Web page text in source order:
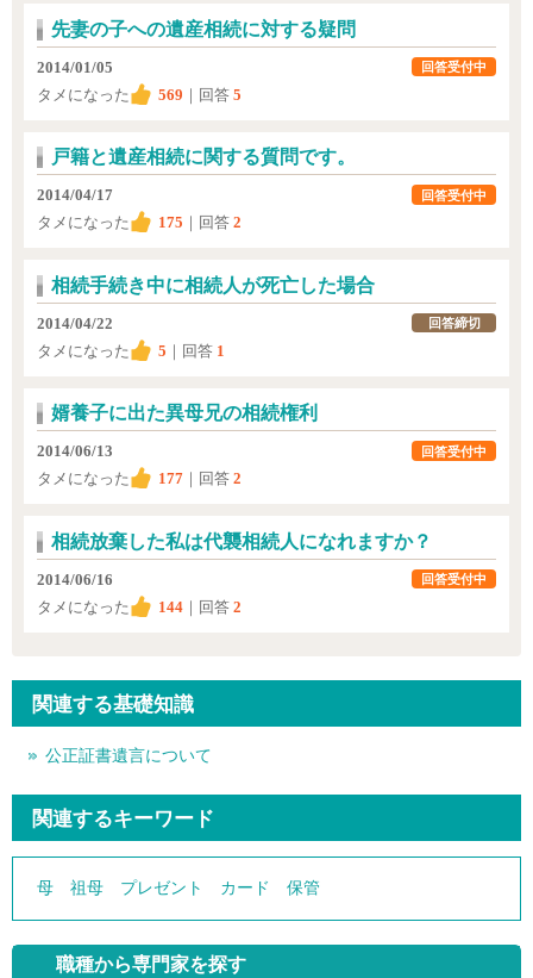
先妻の子への遺産相続に対する疑問
2014/01/05
タメになった
569 ｜回答 5
回答受付中
戸籍と遺産相続に関する質問です。
2014/04/17
タメになった
175 ｜回答 2
回答受付中
相続手続き中に相続人が死亡した場合
2014/04/22
タメになった
5 ｜回答 1
回答締切
婿養子に出た異母兄の相続権利
2014/06/13
タメになった
177 ｜回答 2
回答受付中
相続放棄した私は代襲相続人になれますか？
2014/06/16
タメになった
144 ｜回答 2
回答受付中
関連する基礎知識
公正証書遺言について
関連するキーワード
母 祖母 プレゼント カード 保管
職種から専門家を探す